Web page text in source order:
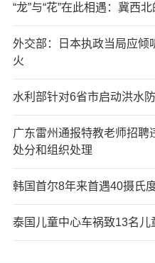
“龙”与“花”在此相遇：冀西
外交部：日本执政当局应倾
火
水利部针对6省市启动洪水
广东雷州通报特教老师招聘
处分和组织处理
韩国首尔8年来首遇40摄氏
泰国儿童中心车祸致13名儿